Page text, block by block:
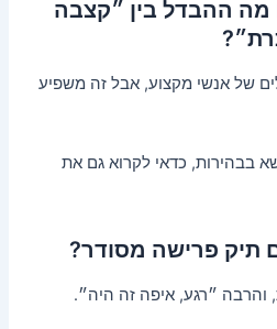
מה ההבדל בין ״קצבה
של אנשי מקצוע, אבל זה משפיע
בבהירות, כדאי לקרוא גם את
והרבה ״רגע, איפה זה היה״.